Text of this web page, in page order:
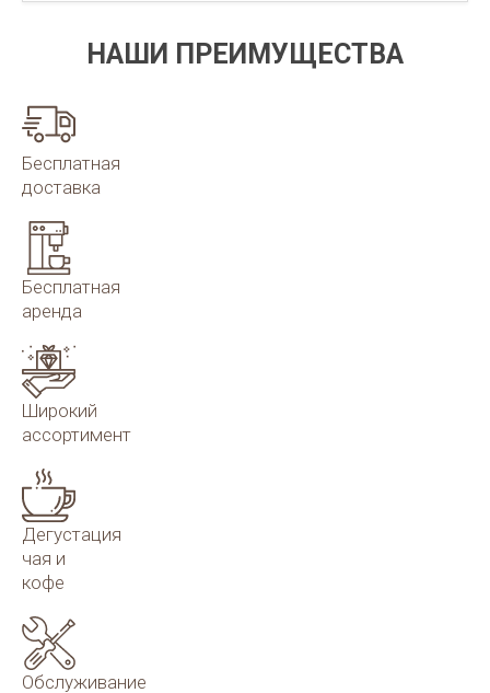
НАШИ ПРЕИМУЩЕСТВА
Бесплатная
доставка
Бесплатная
аренда
Широкий
ассортимент
Дегустация
чая и
кофе
Обслуживание